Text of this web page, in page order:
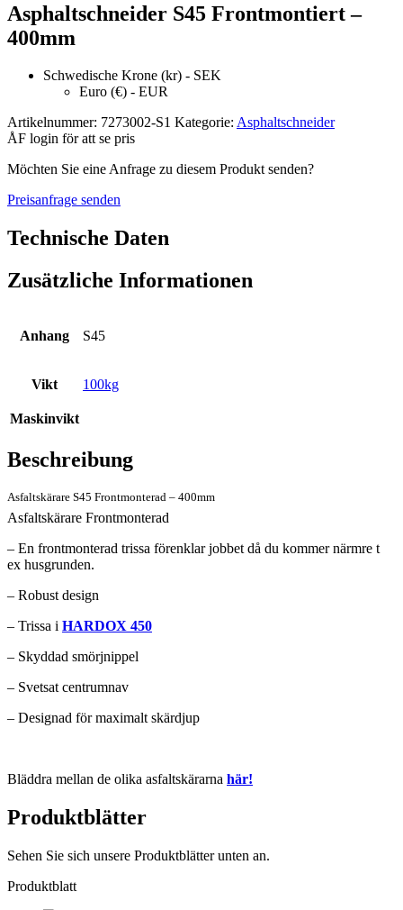
Asphaltschneider S45 Frontmontiert –
400mm
Schwedische Krone (kr) - SEK
Euro (€) - EUR
Artikelnummer: 7273002-S1 Kategorie: Asphaltschneider
ÅF login för att se pris
Möchten Sie eine Anfrage zu diesem Produkt senden?
Preisanfrage senden
Technische Daten
Zusätzliche Informationen
Anhang S45
Vikt 100kg
Maskinvikt
Beschreibung
Asfaltskärare S45 Frontmonterad – 400mm
Asfaltskärare Frontmonterad
– En frontmonterad trissa förenklar jobbet då du kommer närmre t
ex husgrunden.
– Robust design
– Trissa i HARDOX 450
– Skyddad smörjnippel
– Svetsat centrumnav
– Designad för maximalt skärdjup
Bläddra mellan de olika asfaltskärarna här!
Produktblätter
Sehen Sie sich unsere Produktblätter unten an.
Produktblatt